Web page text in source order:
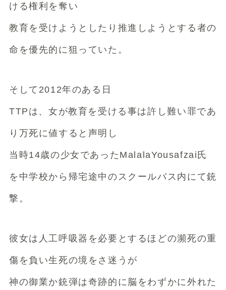
ける権利を奪い
教育を受けようとしたり推進しようとする者の
命を優先的に狙っていた。
そして2012年のある日
TTPは、女が教育を受ける事は許し難い罪であ
り万死に値すると声明し
当時14歳の少女であったMalalaYousafzai氏
を中学校から帰宅途中のスクールバス内にて銃
撃。
彼女は人工呼吸器を必要とするほどの瀕死の重
傷を負い生死の境をさ迷うが
神の御業か銃弾は奇跡的に脳をわずかに外れた